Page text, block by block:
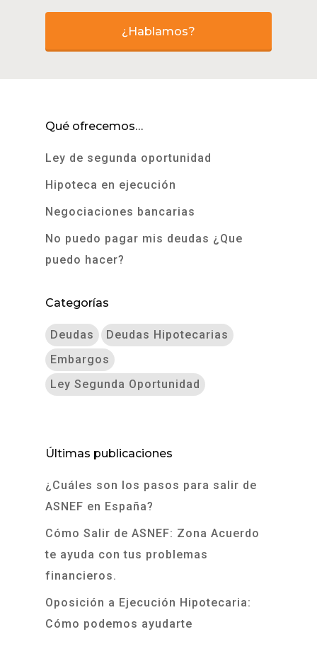
¿Hablamos?
Qué ofrecemos…
Ley de segunda oportunidad
Hipoteca en ejecución
Negociaciones bancarias
No puedo pagar mis deudas ¿Que
puedo hacer?
Categorías
Deudas
Deudas Hipotecarias
Embargos
Ley Segunda Oportunidad
Últimas publicaciones
¿Cuáles son los pasos para salir de
ASNEF en España?
Cómo Salir de ASNEF: Zona Acuerdo
te ayuda con tus problemas
financieros.
Oposición a Ejecución Hipotecaria:
Cómo podemos ayudarte